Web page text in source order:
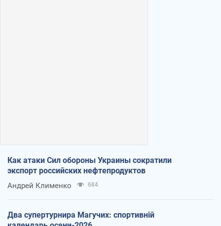
Как атаки Сил обороны Украины сократили
экспорт российских нефтепродуктов
Андрей Клименко 684
Два супертурнира Магучих: спортивній